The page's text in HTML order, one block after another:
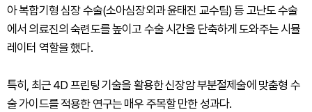
아 복합기형 심장 수술(소아심장외과 윤태진 교수팀) 등 고난도 수술
에서 의료진의 숙련도를 높이고 수술 시간을 단축하게 도와주는 시뮬
레이터 역할을 했다.
특히, 최근 4D 프린팅 기술을 활용한 신장암 부분절제술에 맞춤형 수
술 가이드를 적용한 연구는 매우 주목할 만한 성과다.